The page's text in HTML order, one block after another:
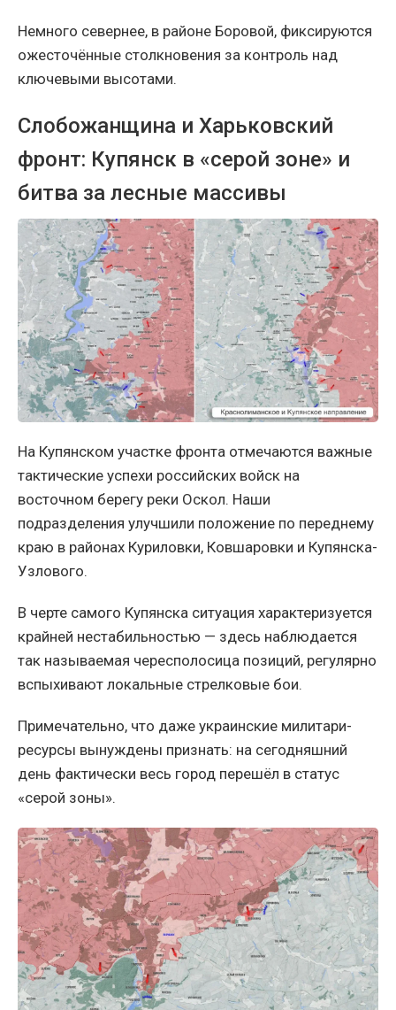
Немного севернее, в районе Боровой, фиксируются
ожесточённые столкновения за контроль над
ключевыми высотами.
Слобожанщина и Харьковский
фронт: Купянск в «серой зоне» и
битва за лесные массивы
На Купянском участке фронта отмечаются важные
тактические успехи российских войск на
восточном берегу реки Оскол. Наши
подразделения улучшили положение по переднему
краю в районах Куриловки, Ковшаровки и Купянска-
Узлового.
В черте самого Купянска ситуация характеризуется
крайней нестабильностью — здесь наблюдается
так называемая чересполосица позиций, регулярно
вспыхивают локальные стрелковые бои.
Примечательно, что даже украинские милитари-
ресурсы вынуждены признать: на сегодняшний
день фактически весь город перешёл в статус
«серой зоны».